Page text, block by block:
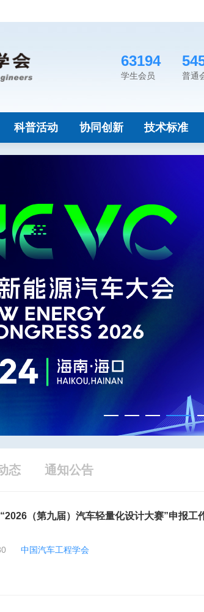
63194
学生会员 普通
科普活动 协同创新 技术标准
态 通知公告
（第九届）汽车轻量化设计大赛”申报工
中国汽车工程学会